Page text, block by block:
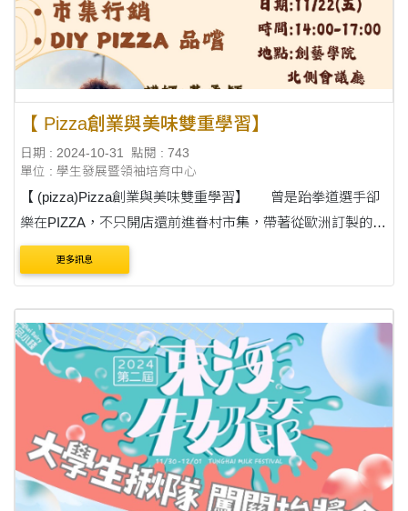
【 Pizza創業與美味雙重學習】
日期 : 2024-10-31
點閱 : 743
單位 : 學生發展暨領袖培育中心
【 (pizza)Pizza創業與美味雙重學習】 曾是跆拳道選手卻
樂在PIZZA，不只開店還前進眷村市集，帶著從歐洲訂製的可
愛鍋窯，創造美味傳奇！ 老闆創業分享x.市集行銷X.Diy嚐美
味！ ?11 / 22 (五） ....
更多訊息